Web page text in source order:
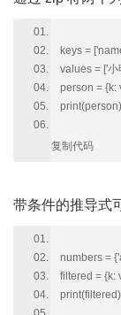
keys =
values = ['小
person = {k:
复制代码
带条件的推导式
numbers =
filtered = {k: